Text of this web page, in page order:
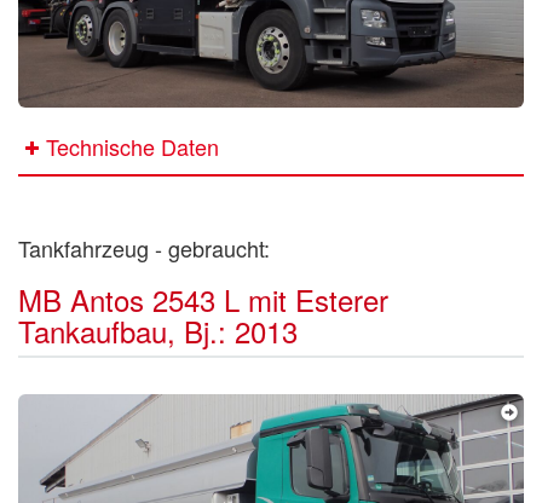
Technische Daten
Tankfahrzeug - gebraucht:
MB Antos 2543 L mit Esterer
Tankaufbau, Bj.: 2013